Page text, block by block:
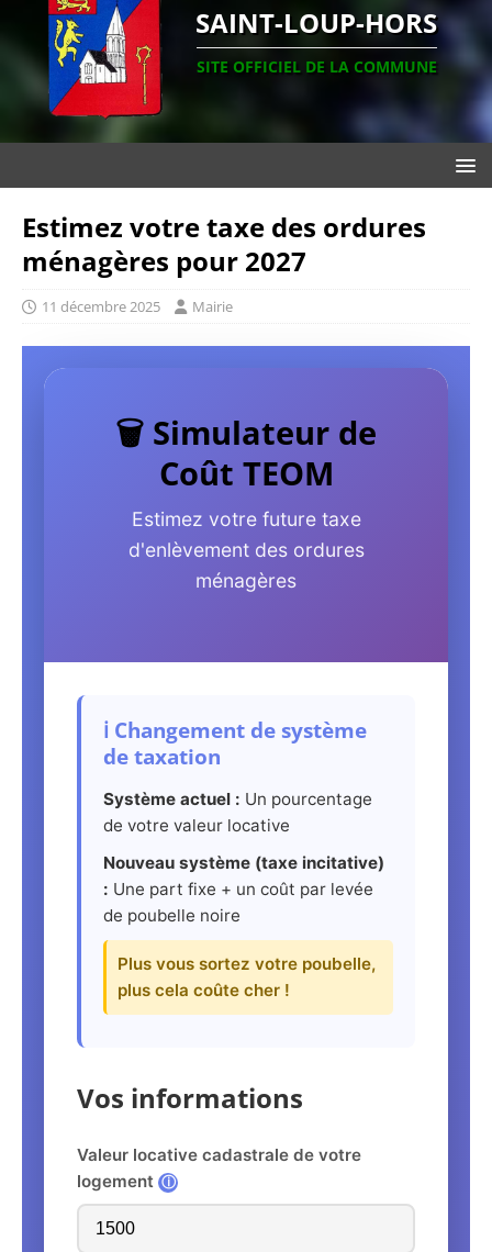
SAINT-LOUP-HORS
SITE OFFICIEL DE LA COMMUNE
Estimez votre taxe des ordures
ménagères pour 2027
11 décembre 2025 Mairie
🗑️ Simulateur de
Coût TEOM
Estimez votre future taxe
d'enlèvement des ordures
ménagères
ℹ️ Changement de système
de taxation
Système actuel : Un pourcentage
de votre valeur locative
Nouveau système (taxe incitative)
: Une part fixe + un coût par levée
de poubelle noire
Plus vous sortez votre poubelle,
plus cela coûte cher !
Vos informations
Valeur locative cadastrale de votre
logement ⓘ